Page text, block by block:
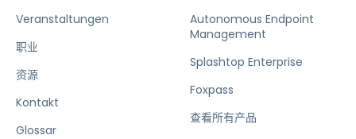
Veranstaltungen
职业
资源
Kontakt
Glossar
Autonomous Endpoint
Management
Splashtop Enterprise
Foxpass
查看所有产品